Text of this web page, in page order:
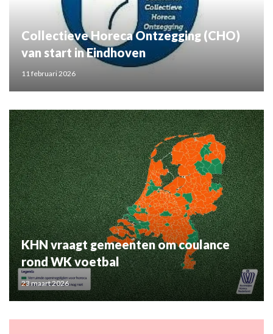
Collectieve Horeca Ontzegging (CHO)
van start in Eindhoven
11 februari 2026
KHN vraagt gemeenten om coulance
rond WK voetbal
23 maart 2026